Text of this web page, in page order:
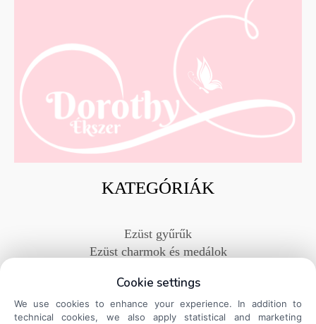
KATEGÓRIÁK
Ezüst gyűrűk
Ezüst charmok és medálok
Ezüst nyakláncok
Ezüst fülbevalók
Cookie settings
We use cookies to enhance your experience. In addition to
technical cookies, we also apply statistical and marketing